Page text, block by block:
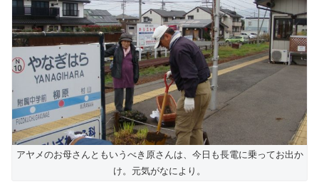
アヤメのお母さんともいうべき原さんは、今日も長電に乗ってお出か
け。元気がなにより。